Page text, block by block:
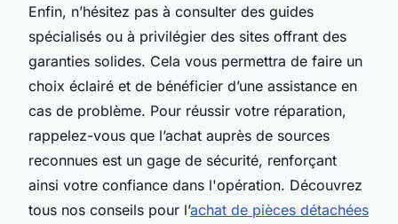
Enfin, n’hésitez pas à consulter des guides
spécialisés ou à privilégier des sites offrant des
garanties solides. Cela vous permettra de faire un
choix éclairé et de bénéficier d’une assistance en
cas de problème. Pour réussir votre réparation,
rappelez-vous que l’achat auprès de sources
reconnues est un gage de sécurité, renforçant
ainsi votre confiance dans l'opération. Découvrez
tous nos conseils pour l’achat de pièces détachées